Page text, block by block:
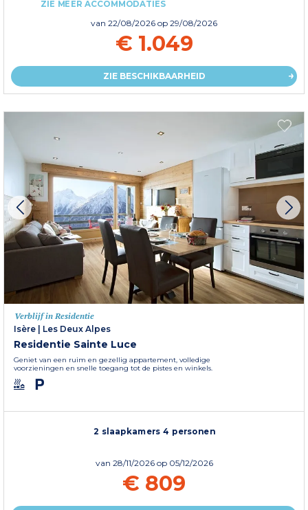
ZIE MEER ACCOMMODATIES
van 22/08/2026 op 29/08/2026
€ 1.049
ZIE BESCHIKBAARHEID
Verblijf in Residentie
Isère | Les Deux Alpes
Residentie Sainte Luce
Geniet van een ruim en gezellig appartement, volledige
voorzieningen en snelle toegang tot de pistes en winkels.
2 slaapkamers 4 personen
van 28/11/2026 op 05/12/2026
€ 809